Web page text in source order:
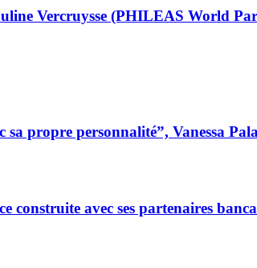
Vercruysse (PHILEAS World
sa propre personnalité”, Vanessa
construite avec ses partenaires